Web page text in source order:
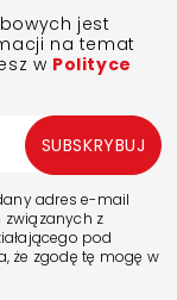
jest
na temat
w Polityce
adres e-mail
z
pod
że zgodę tę mogę w
SUBSKRYBUJ